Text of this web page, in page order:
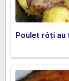
Poulet rôti au